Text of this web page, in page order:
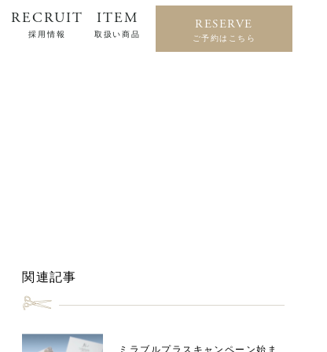
RECRUIT
採用情報
ITEM
取扱い商品
RESERVE
ご予約はこちら
関連記事
ミラブルプラスキャンペーン始ま